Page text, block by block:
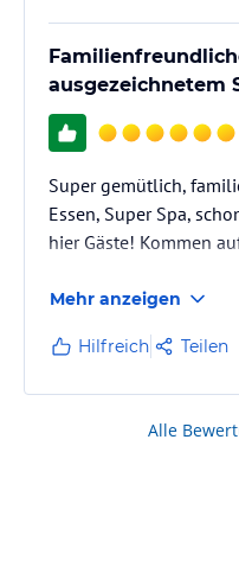
ausgezeichnetem
Super gemütlich,
Essen, Super Spa,
hier Gäste! Kommen
Mehr anzeigen
Hilfreich Teilen
Alle